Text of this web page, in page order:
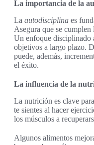
La importancia de la
La autodisciplina es
Asegura que se cumplen
Un enfoque disciplinado
objetivos a largo plazo.
puede, además,
el éxito.
La influencia de la
La nutrición es clave
te sientes al hacer
los músculos a
Algunos alimentos